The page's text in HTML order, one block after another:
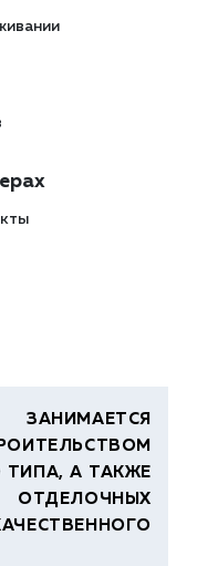
ЗАНИМАЕТСЯ
ТИПА, А ТАКЖЕ
ОТДЕЛОЧНЫХ